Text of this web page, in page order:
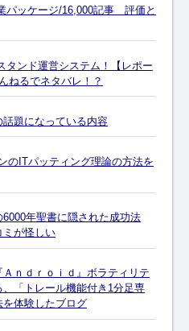
パッケージ/16,000記事 評価と
タンド運営システム！【レポー
ねるでネタバレ！？
題になっている内容
のITパッティング理論の方法を
年聖書に隠された成功法
が怪しい
ｎｄｒｏｉｄ』ボラティリテ
「トレール機能付き1分足専
体験したブログ